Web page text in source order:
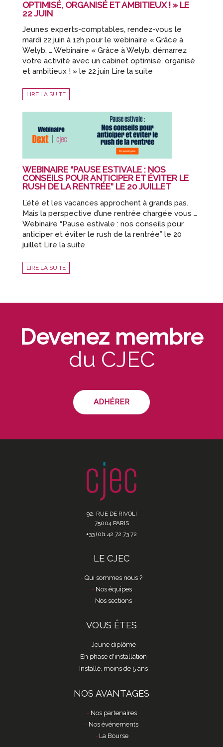
OPTIMISÉ, ORGANISÉ ET AMBITIEUX ! » LE
22 JUIN
Jeunes experts-comptables, rendez-vous le
mardi 22 juin à 12h pour le webinaire « Grâce à
Welyb, … Webinaire « Grâce à Welyb, démarrez
votre activité avec un cabinet optimisé, organisé
et ambitieux ! » le 22 juin Lire la suite
LIRE LA SUITE
WEBINAIRE “PAUSE ESTIVALE : NOS
CONSEILS POUR ANTICIPER ET ÉVITER LE
RUSH DE LA RENTRÉE” LE 20 JUILLET
L’été et les vacances approchent à grands pas.
Mais la perspective d’une rentrée chargée vous …
Webinaire “Pause estivale : nos conseils pour
anticiper et éviter le rush de la rentrée” le 20
juillet Lire la suite
LIRE LA SUITE
Devenez membre
du CJEC
ADHÉRER
92, RUE DE RIVOLI
75004 PARIS
+33 (0)1 42 72 73 72
LE CJEC
Qui sommes nous ?
Nos équipes
Nos sections
VOUS ÊTES
Jeune diplômé
En phase d'installation
Installé, moins de 5 ans
NOS AVANTAGES
Nos partenaires
Nos événements
La Bourse